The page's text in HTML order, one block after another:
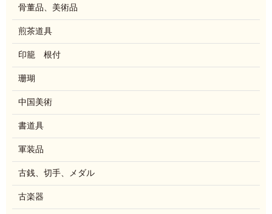
骨董品、美術品
煎茶道具
印籠 根付
珊瑚
中国美術
書道具
軍装品
古銭、切手、メダル
古楽器